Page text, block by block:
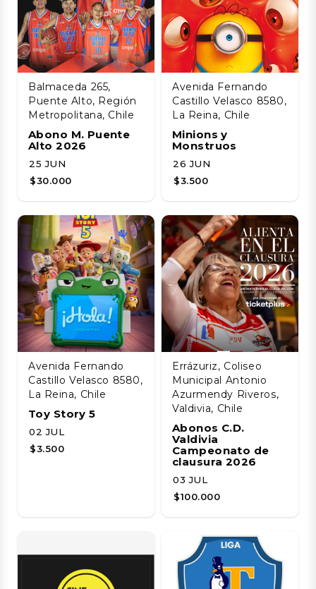
Balmaceda 265,
Puente Alto, Región
Metropolitana, Chile
Abono M. Puente
Alto 2026
25 JUN
$30.000
Avenida Fernando
Castillo Velasco 8580,
La Reina, Chile
Minions y
Monstruos
26 JUN
$3.500
Avenida Fernando
Castillo Velasco 8580,
La Reina, Chile
Toy Story 5
02 JUL
$3.500
Errázuriz, Coliseo
Municipal Antonio
Azurmendy Riveros,
Valdivia, Chile
Abonos C.D.
Valdivia
Campeonato de
clausura 2026
03 JUL
$100.000